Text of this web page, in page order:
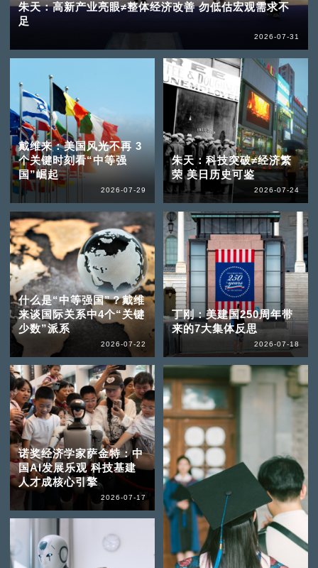
朱天：高新产业亮眼≠整体经济改善 勿低估宏观需求不
足
2026-07-31
戴维来：美国风光不再 3
个关键时刻看“中等强
国”崛起
2026-07-29
朱天：科技突破≠经济繁
荣 美日历史可鉴
2026-07-24
什么是“中等强国”？戴维
来谈国际关系中4个“关键
少数”派系
2026-07-22
丁刚：美建国250周年带
来的7大集体反思
2026-07-18
诺奖经济学家萨金特：中
国AI发展乐观 科技基建
人才成核心引擎
2026-07-17